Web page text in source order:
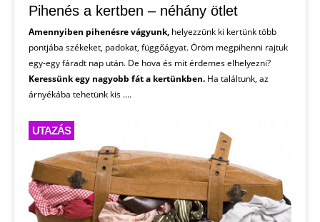
Pihenés a kertben – néhány ötlet
Amennyiben pihenésre vágyunk, helyezzünk ki kertünk több
pontjába székeket, padokat, függőágyat. Öröm megpihenni rajtuk
egy-egy fáradt nap után. De hova és mit érdemes elhelyezni?
Keressünk egy nagyobb fát a kertünkben. Ha találtunk, az
árnyékába tehetünk kis ....
UTAZÁS